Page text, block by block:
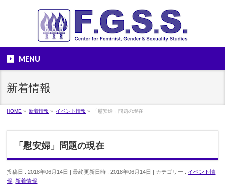
MENU
新着情報
HOME » 新着情報 » イベント情報 » 「慰安婦」問題の現在
「慰安婦」問題の現在
投稿日 : 2018年06月14日 最終更新日時 : 2018年06月14日 カテゴリー : イベント情
報
新着情報